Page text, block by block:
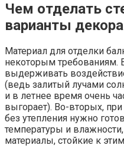
Чем отделать
варианты декора
Материал для отделки
некоторым требованиям.
выдерживать
(ведь залитый лучами
и в летнее время очень
выгорает). Во-вторых,
без утепления нужно
температуры и
материалы, стойкие к